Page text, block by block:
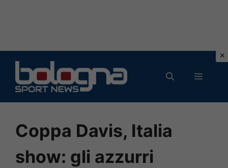
contenuto
MENU
Coppa Davis, Italia
show: gli azzurri